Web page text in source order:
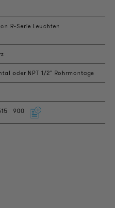
R-Serie Leuchten
oder NPT 1/2" Rohrmontage
900